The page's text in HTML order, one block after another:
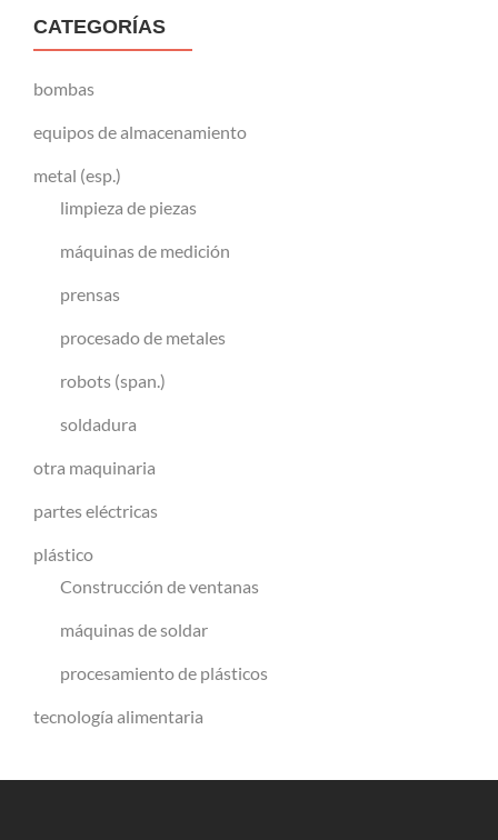
CATEGORÍAS
bombas
equipos de almacenamiento
metal (esp.)
limpieza de piezas
máquinas de medición
prensas
procesado de metales
robots (span.)
soldadura
otra maquinaria
partes eléctricas
plástico
Construcción de ventanas
máquinas de soldar
procesamiento de plásticos
tecnología alimentaria